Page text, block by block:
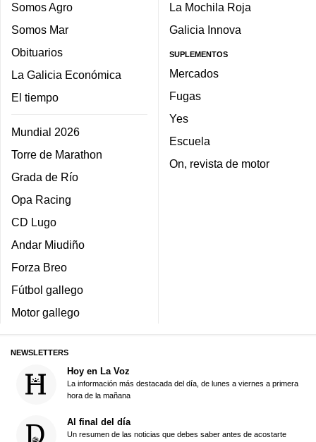
Somos Agro
Somos Mar
Obituarios
La Galicia Económica
El tiempo
Mundial 2026
Torre de Marathon
Grada de Río
Opa Racing
CD Lugo
Andar Miudiño
Forza Breo
Fútbol gallego
Motor gallego
La Mochila Roja
Galicia Innova
SUPLEMENTOS
Mercados
Fugas
Yes
Escuela
On, revista de motor
NEWSLETTERS
Hoy en La Voz
La información más destacada del día, de lunes a viernes a primera
hora de la mañana
Al final del día
Un resumen de las noticias que debes saber antes de acostarte